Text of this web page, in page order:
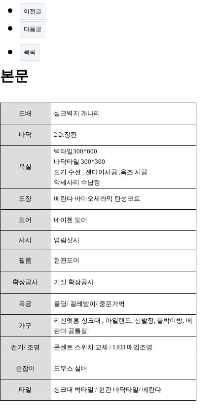
이전글
다음글
목록
본문
도배 실크벽지 개나리
바닥 2.2t장판
욕실
벽타일300*600
바닥타일 300*300
도기 수전 , 잰다이시공 ,욕조 시공
악세사리 수납장
도장 베란다 바이오세라믹 탄성코트
도어 네이첸 도어
샤시 영림샷시
필름 현관도어
확장공사 거실 확장공사
목공 몰딩/ 걸레받이/ 중문가벽
가구
키친엣홈 싱크대, 아일랜드, 신발장, 붙박이방,베
란다 공틀잘
전기/ 조명 콘센트 스위치 교체 / LED 매입조명
손잡이 도무스 실버
타일 싱크대 벽타일 / 현관 바닥타일/ 베란다